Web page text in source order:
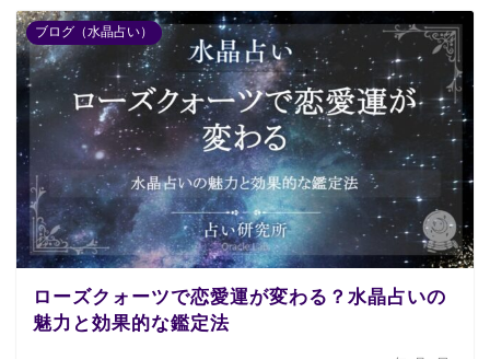
ブログ（水晶占い）
ローズクォーツで恋愛運が変わる？水晶占いの
魅力と効果的な鑑定法